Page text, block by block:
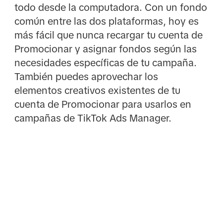
todo desde la computadora. Con un fondo
común entre las dos plataformas, hoy es
más fácil que nunca recargar tu cuenta de
Promocionar y asignar fondos según las
necesidades específicas de tu campaña.
También puedes aprovechar los
elementos creativos existentes de tu
cuenta de Promocionar para usarlos en
campañas de TikTok Ads Manager.